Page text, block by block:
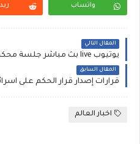
واتساب
المقال التالي
المقال السابق
اخبار العالم